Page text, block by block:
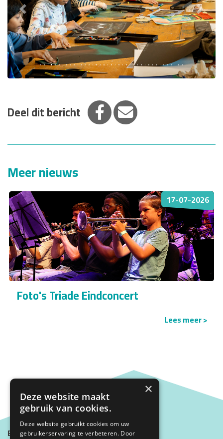
Previous Next
Deel dit bericht Deel op Facebook
Meer nieuws
17-07-2026
Foto's Triade Eindconcert
Lees meer >
Blijf op de hoogte met onze nieuwsbrief
×
Deze website maakt
gebruik van cookies.
Deze website gebruikt cookies om uw
gebruikerservaring te verbeteren. Door